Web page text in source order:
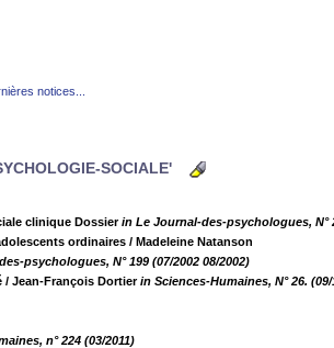
notices...
SOCIALE'
clinique Dossier in Le Journal-des-psychologues, N°
ordinaires / Madeleine Natanson
psychologues, N° 199 (07/2002 08/2002)
/ Jean-François Dortierin Sciences-Humaines, N° 26. (09/
n° 224 (03/2011)